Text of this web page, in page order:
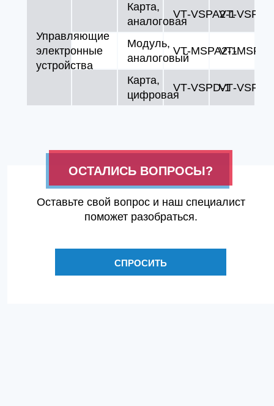
Управляющие
электронные
устройства
Карта,
аналоговая
VT‑VSPA2‑1
Модуль,
аналоговый
VT‑MSPA2‑1
Карта,
цифровая
VT‑VSPD‑1
ОСТАЛИСЬ ВОПРОСЫ?
Оставьте свой вопрос и наш специалист
поможет разобраться.
СПРОСИТЬ